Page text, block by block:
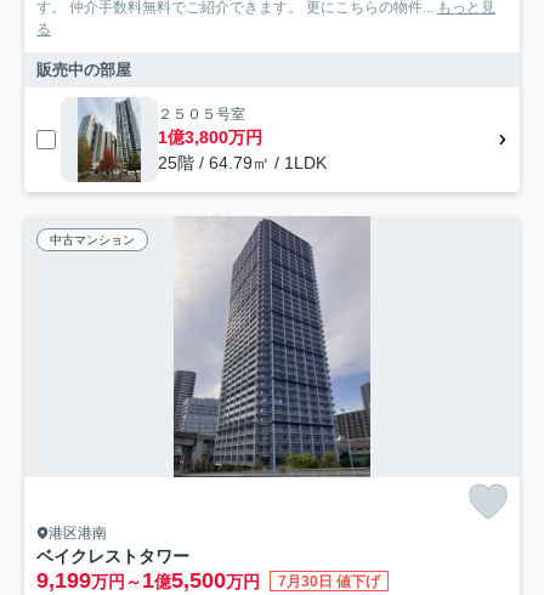
す。 仲介手数料無料でご紹介できます。 更にこちらの物件... もっと見
る
販売中の部屋
２５０５号室
1億3,800万円
25階 / 64.79㎡ / 1LDK
中古マンション
港区港南
ベイクレストタワー
9,199万円～1億5,500万円 7月30日 値下げ